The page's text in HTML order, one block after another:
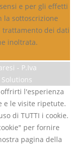
e per gli effetti
la sottoscrizione
trattamento dei dati
inoltrata.
- P.Iva
l'esperienza
e le visite ripetute.
di TUTTI i cookie.
per fornire
pagina della